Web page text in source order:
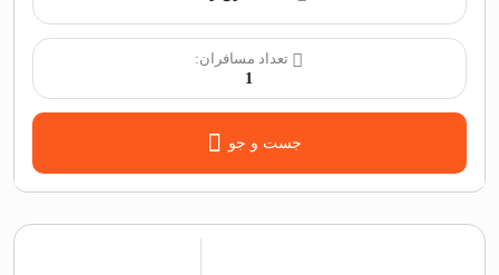
تعداد مسافران:
1
جست و جو